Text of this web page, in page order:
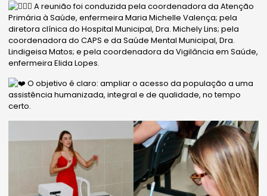
A reunião foi conduzida pela coordenadora da Atenção
Primária à Saúde, enfermeira Maria Michelle Valença; pela
diretora clínica do Hospital Municipal, Dra. Michely Lins; pela
coordenadora do CAPS e da Saúde Mental Municipal, Dra.
Lindigeisa Matos; e pela coordenadora da Vigilância em Saúde,
enfermeira Elida Lopes.
O objetivo é claro: ampliar o acesso da população a uma
assistência humanizada, integral e de qualidade, no tempo
certo.